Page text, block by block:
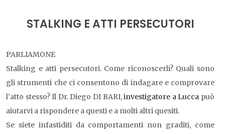
STALKING E ATTI PERSECUTORI
PARLIAMONE
Stalking e atti persecutori. Come riconoscerli? Quali sono
gli strumenti che ci consentono di indagare e comprovare
l’atto stesso? Il Dr. Diego DI BARI,investigatore a Lucca può
aiutarvi a rispondere a questi e a molti altri quesiti.
Se siete infastiditi da comportamenti non graditi, come